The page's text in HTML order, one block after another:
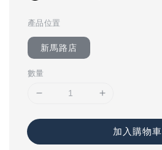
產品位置
新馬路店
數量
加入購物車